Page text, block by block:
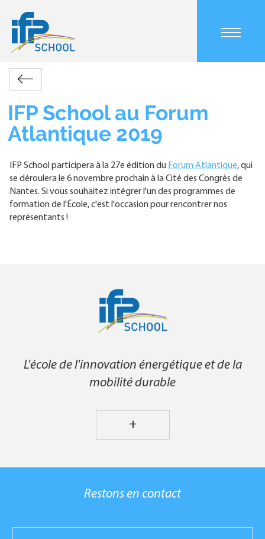
Main
navigation
mobile
Fil
d'Ariane
Accueil
Actualités
Retour
Forum
Atlantique
2019
IFP School au Forum
Atlantique 2019
IFP School participera à la 27e édition du Forum Atlantique, qui
se déroulera le 6 novembre prochain à la Cité des Congrès de
Nantes. Si vous souhaitez intégrer l'un des programmes de
formation de l'École, c'est l'occasion pour rencontrer nos
représentants !
L'école de l'innovation énergétique et de la
mobilité durable
+
Restons en contact